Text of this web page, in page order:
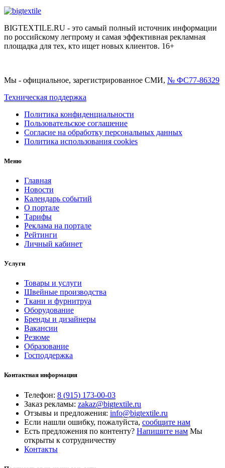
BIGTEXTILE.RU - это самый полный источник информации
по российскому легпрому и самая эффективная рекламная
площадка для тех, кто ищет новых клиентов. 16+
Мы - официальное, зарегистрированное СМИ, № ФС77-86329
Техническая поддержка
Политика конфиденциальности
Пользовательское соглашение
Согласие на обработку персональных данных
Политика использования cookies
Меню
Главная
Новости
Календарь событий
О портале
Тарифы
Реклама на портале
Рейтинги
Личный кабинет
Услуги
Товары и услуги
Швейные производства
Ткани и фурнитруа
Оборудование
Бренды и дизайнеры
Вакансии
Резюме
Образование
Господдержка
Контактная информация
Телефон: 8 (915) 173-00-03
Заказ рекламы: zakaz@bigtextile.ru
Отзывы и предложения: info@bigtextile.ru
Если нашли ошибку, пожалуйста, сообщите нам
Есть предложения по контенту? Напишите нам Мы
открыты к сотрудничеству
Контакты